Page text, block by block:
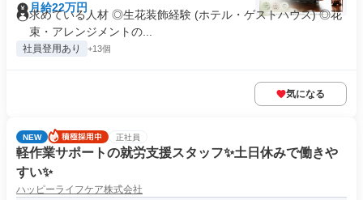
月給22万円
求めている人材 ◎生花装飾経験 (ホテル・ゲストハウス) ◎花
束・アレンジメントの...
社員登用あり +13個
気になる
NEW 正社員
軽作業サポートの就労支援スタッフ✨土日休みで働きや
すい✨
ハッピーライフケア株式会社